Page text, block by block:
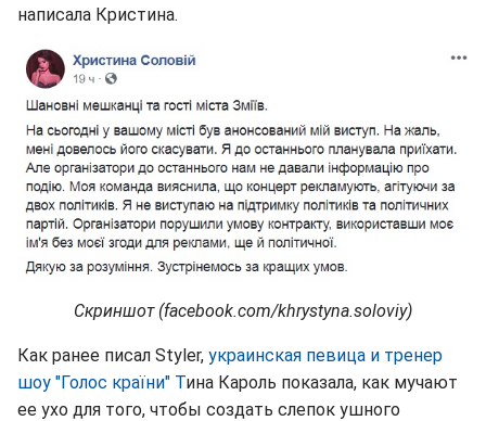
написала Кристина.
Скриншот (facebook.com/khrystyna.soloviy)
Как ранее писал Styler, украинская певица и тренер
шоу "Голос країни" Тина Кароль показала, как мучают
ее ухо для того, чтобы создать слепок ушного